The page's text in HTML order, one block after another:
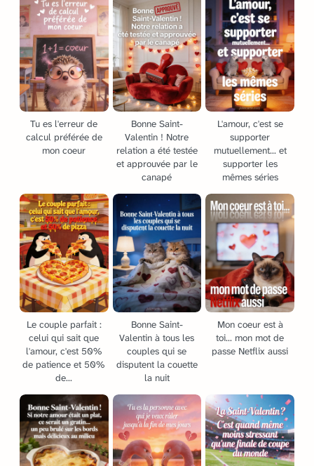
Tu es l'erreur de
calcul préférée de
mon coeur
Bonne Saint-
Valentin ! Notre
relation a été testée
et approuvée par le
canapé
L'amour, c'est se
supporter
mutuellement... et
supporter les
mêmes séries
Le couple parfait :
celui qui sait que
l'amour, c'est 50%
de patience et 50%
de...
Bonne Saint-
Valentin à tous les
couples qui se
disputent la couette
la nuit
Mon coeur est à
toi... mon mot de
passe Netflix aussi